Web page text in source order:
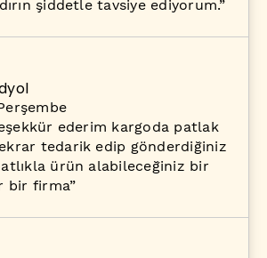
şiddetle tavsiye ediyorum.”
ederim kargoda patlak
tedarik edip gönderdiğiniz
ürün alabileceğiniz bir
bir firma”